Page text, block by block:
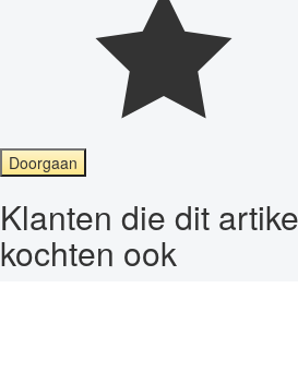
Doorgaan
Klanten die dit
kochten ook